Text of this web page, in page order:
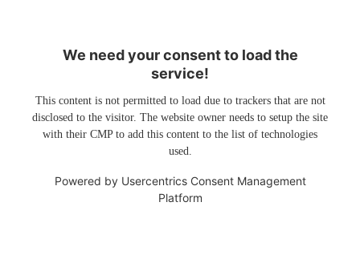
We need your consent to load the
service!
This content is not permitted to load due to trackers that are not
disclosed to the visitor. The website owner needs to setup the site
with their CMP to add this content to the list of technologies
used.
Powered by Usercentrics Consent Management
Platform